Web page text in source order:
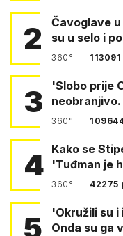
2
Čavoglave
su u selo i
360°
3
'Slobo prije
360°
4 Kako se
'Tuđman je
360° 42275
5
'Okružili su
Onda su ga